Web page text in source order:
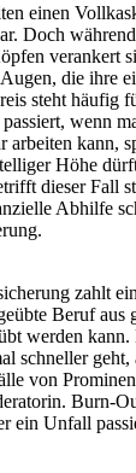
einen
Doch
verankert
die ihre
steht häufig
wenn
arbeiten kann,
Höhe
dieser Fall
Abhilfe
zahlt
Beruf aus
werden kann.
schneller geht,
von
Burn-
ein Unfall